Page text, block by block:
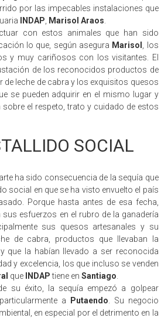
por las impecables instalaciones que
INDAP Marisol Araos
con estos animales que han sido
lo que, según asegura Marisol , los
y muy cariñosos con los visitantes. El
de los reconocidos productos de
de leche de cabra y los exquisitos quesos
se pueden adquirir en el mismo lugar y
el respeto, trato y cuidado de estos
SOCIAL
ha sido consecuencia de la sequía que
social en que se ha visto envuelto el país
Porque hasta antes de esa fecha,
esfuerzos en el rubro de la ganadería
sus quesos artesanales y su
de cabra, productos que llevaban la
que la habían llevado a ser reconocida
y excelencia, los que incluso se venden
que INDAPtiene enSantiago
su éxito, la sequía empezó a golpear
a Putaendo . Su negocio
en especial por el detrimento en la